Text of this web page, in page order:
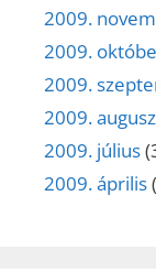
2009.
2009.
2009.
2009.
2009. július
2009. április